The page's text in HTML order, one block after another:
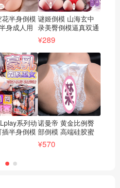
半身倒模
身成人用
情趣自
号XMJ-
谜姬倒模 山海玄中
录美臀倒模逼真双通
道-赤狐媚语【货号
XMJ-TM4024】
¥289
系列动
半身倒模
货号
】
诺曼帝 黄金比例臀
部倒模 高端硅胶蜜
桃臀8.3斤【货
号:XXQ-TMLX/XXQ-
¥570